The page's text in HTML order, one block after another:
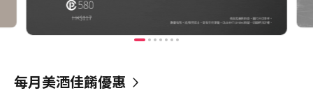
每月美酒佳餚優惠